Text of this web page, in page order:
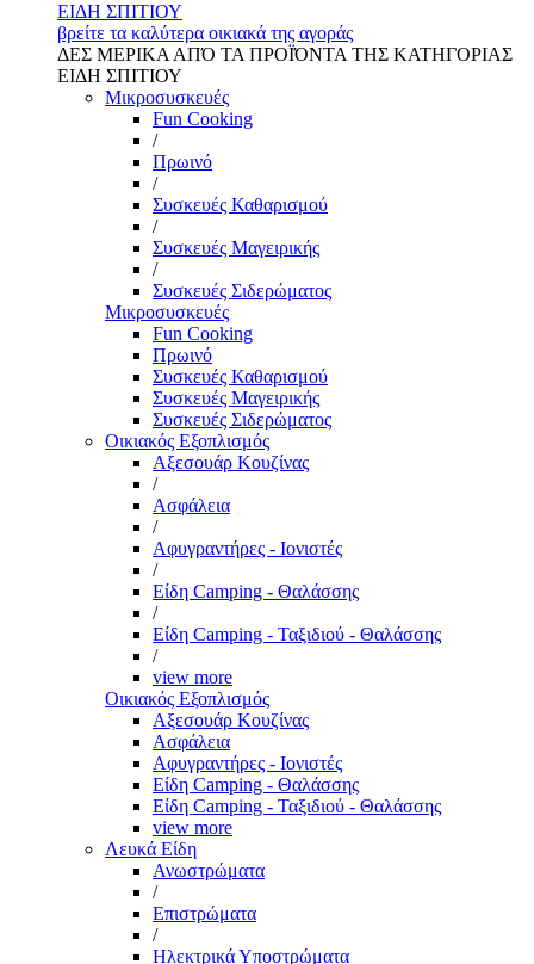
ΕΙΔΗ ΣΠΙΤΙΟΥ
βρείτε τα καλύτερα οικιακά της αγοράς
ΔΕΣ ΜΕΡΙΚΑ ΑΠΌ ΤΑ ΠΡΟΪΌΝΤΑ ΤΗΣ ΚΑΤΗΓΟΡΙΑΣ
ΕΙΔΗ ΣΠΙΤΙΟΥ
Μικροσυσκευές
Fun Cooking
/
Πρωινό
/
Συσκευές Καθαρισμού
/
Συσκευές Μαγειρικής
/
Συσκευές Σιδερώματος
Μικροσυσκευές
Fun Cooking
Πρωινό
Συσκευές Καθαρισμού
Συσκευές Μαγειρικής
Συσκευές Σιδερώματος
Οικιακός Εξοπλισμός
Αξεσουάρ Κουζίνας
/
Ασφάλεια
/
Αφυγραντήρες - Ιονιστές
/
Είδη Camping - Θαλάσσης
/
Είδη Camping - Ταξιδιού - Θαλάσσης
/
view more
Οικιακός Εξοπλισμός
Αξεσουάρ Κουζίνας
Ασφάλεια
Αφυγραντήρες - Ιονιστές
Είδη Camping - Θαλάσσης
Είδη Camping - Ταξιδιού - Θαλάσσης
view more
Λευκά Είδη
Ανωστρώματα
/
Επιστρώματα
/
Ηλεκτρικά Υποστρώματα